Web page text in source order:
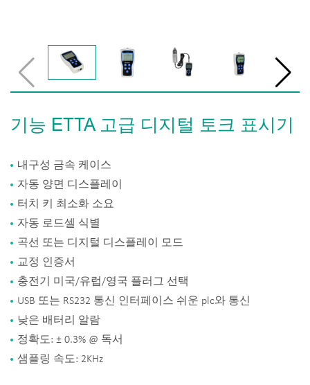
기능 ETTA 고급 디지털 토크 표시기
내구성 금속 케이스
자동 양면 디스플레이
터치 키 최소화 소요
자동 로드셀 식별
곡선 또는 디지털 디스플레이 모드
교정 인증서
충전기 미국/유럽/영국 플러그 선택
USB 또는 RS232 통신 인터페이스 쉬운 plc와 통신
낮은 배터리 알람
정확도: ± 0.3% @ 독서
샘플링 속도: 2KHz